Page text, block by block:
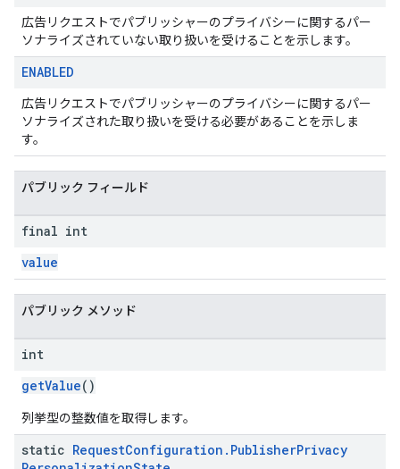
広告リクエストでパブリッシャーのプライバシーに関するパー
ソナライズされていない取り扱いを受けることを示します。
ENABLED
広告リクエストでパブリッシャーのプライバシーに関するパー
ソナライズされた取り扱いを受ける必要があることを示しま
す。
パブリック フィールド
final int
value
パブリック メソッド
int
getValue()
列挙型の整数値を取得します。
static RequestConfiguration . PublisherPrivacy